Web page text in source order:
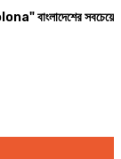
সবচেয়ে বিশ্বস্ত